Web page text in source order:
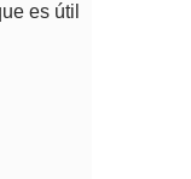
es útil